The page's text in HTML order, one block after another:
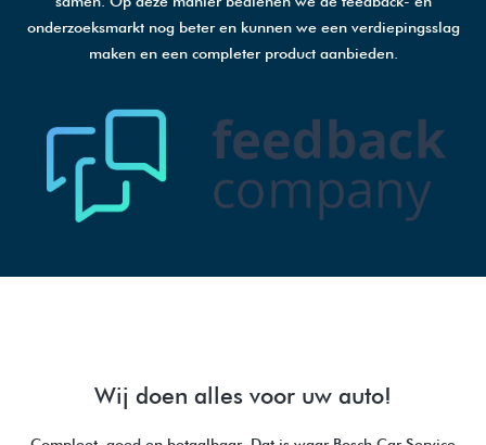
Kunt u uw vestiging niet in ons bestand terugvinden, maar wilt u wel uw mening geven
onderzoeksmarkt nog beter en kunnen we een verdiepingsslag
maken en een completer product aanbieden.
Wij doen alles voor uw auto!